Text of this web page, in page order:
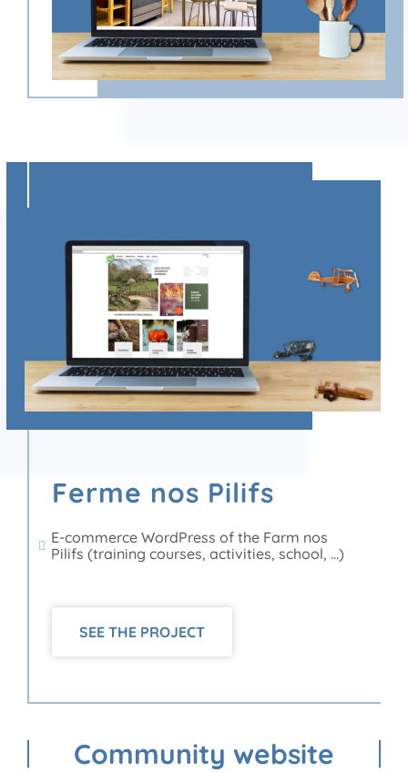
Ferme nos Pilifs
E-commerce WordPress of the Farm nos
Pilifs (training courses, activities, school, ...)
SEE THE PROJECT
Community website